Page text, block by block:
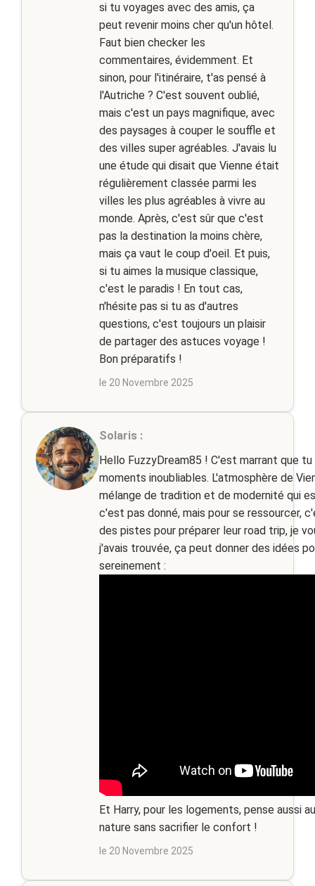
si tu voyages avec des amis, ça
peut revenir moins cher qu'un hôtel.
Faut bien checker les
commentaires, évidemment. Et
sinon, pour l'itinéraire, t'as pensé à
l'Autriche ? C'est souvent oublié,
mais c'est un pays magnifique, avec
des paysages à couper le souffle et
des villes super agréables. J'avais lu
une étude qui disait que Vienne était
régulièrement classée parmi les
villes les plus agréables à vivre au
monde. Après, c'est sûr que c'est
pas la destination la moins chère,
mais ça vaut le coup d'oeil. Et puis,
si tu aimes la musique classique,
c'est le paradis ! En tout cas,
n'hésite pas si tu as d'autres
questions, c'est toujours un plaisir
de partager des astuces voyage !
Bon préparatifs !
le 20 Novembre 2025
Solaris :
Hello FuzzyDream85 ! C'est marrant que
moments inoubliables. L'atmosphère de
mélange de tradition et de modernité qui
c'est pas donné, mais pour se ressourcer,
des pistes pour préparer leur road trip, je
j'avais trouvée, ça peut donner des idées
sereinement :
Et Harry, pour les logements, pense aussi
nature sans sacrifier le confort !
le 20 Novembre 2025